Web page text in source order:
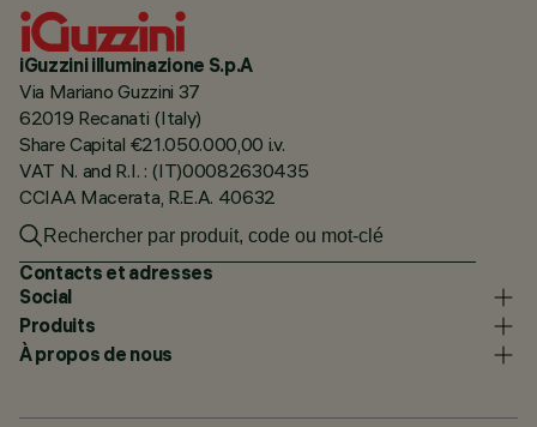
iGuzzini illuminazione S.p.A
Via Mariano Guzzini 37
62019 Recanati (Italy)
Share Capital €21.050.000,00 i.v.
VAT N. and R.I. : (IT)00082630435
CCIAA Macerata, R.E.A. 40632
Contacts et adresses
Social
Produits
À propos de nous